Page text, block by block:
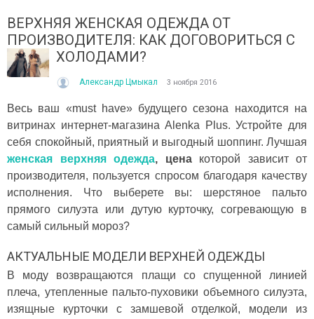
ЯКЕ ПОСТІЙНО ДИВУЄ: ЯК ОДЯГАТИСЯ,
ЗРАНКУ СПЕКА, А ВВЕЧЕРІ ВЖЕ ХОЧЕТЬСЯ
літа погода ніби вирішила перевірити всіх на
до сюрпризів. Зранку світить сонце і
після обіду приходить сильний...
далі →
КУПАЛЬНИК ІЗ НАКИДКОЮ
СПІДНИЦЕЮ: ЩО ОБРАТИ
Літо — це час, коли
впевнено та комфортно.
жінок звертають увагу не
Читати далі →
ВЕРХНЯЯ ЖЕНСКАЯ ОДЕЖДА ОТ
ПРОИЗВОДИТЕЛЯ: КАК ДОГОВОРИТЬСЯ С
ХОЛОДАМИ?
Александр Цмыкал 3 ноября 2016
Весь ваш «must have» будущего сезона находится на
витринах интернет-магазина Alenka Plus. Устройте для
себя спокойный, приятный и выгодный шоппинг. Лучшая
женская верхняя одежда, ценакоторой зависит от
производителя, пользуется спросом благодаря качеству
исполнения. Что выберете вы: шерстяное пальто
прямого силуэта или дутую курточку, согревающую в
самый сильный мороз?
АКТУАЛЬНЫЕ МОДЕЛИ ВЕРХНЕЙ ОДЕЖДЫ
В моду возвращаются плащи со спущенной линией
плеча, утепленные пальто-пуховики объемного силуэта,
изящные курточки с замшевой отделкой, модели из